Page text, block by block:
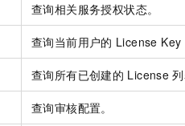
查询相关服务授权状态。
查询当前用户的 License Key
查询所有已创建的 License
查询审核配置。